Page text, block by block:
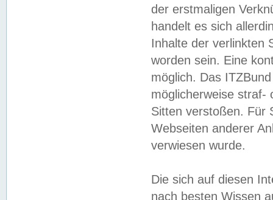
der erstmaligen
handelt es sich
Inhalte der verlinkten
worden sein. Eine
möglich. Das
möglicherweise straf-
Sitten verstoßen. Für
Webseiten anderer
verwiesen wurde.
Die sich auf diesen
nach besten Wissen